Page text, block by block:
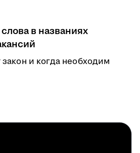
в названиях
и когда необходим